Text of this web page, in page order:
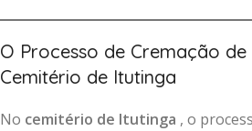
O Processo de Cremação de
Cemitério de Itutinga
No cemitério de Itutinga , o